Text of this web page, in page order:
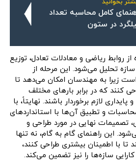
بخوانید
کامل محاسبه تعداد
در ستون
از روابط ریاضی و معادلات تعادل، توزیع
تحلیل می‌شود. این مرحله از
است زیرا به مهندسان امکان می‌دهد تا
کنند که در برابر بارهای مختلف
لازم برخوردار باشند. نهایتاً، با
و تطبیق آن‌ها با استانداردهای
تصمیمات نهایی در مورد طراحی و
این راهنمای گام به گام، نه تنها
با اطمینان بیشتری طراحی کنند،
کارایی سازه‌ها را نیز تضمین می‌کند.